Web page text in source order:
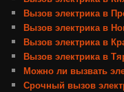
Вызов электрика в
Вызов электрика в
Вызов электрика в
Вызов электрика в
Можно ли вызвать
Срочный вызов